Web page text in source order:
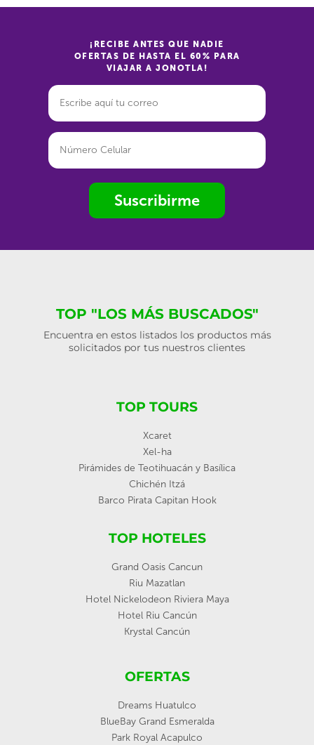
¡RECIBE ANTES QUE NADIE
OFERTAS DE HASTA EL 60% PARA
VIAJAR A JONOTLA!
Suscribirme
TOP "LOS MÁS BUSCADOS"
Encuentra en estos listados los productos más
solicitados por tus nuestros clientes
TOP TOURS
Xcaret
Xel-ha
Pirámides de Teotihuacán y Basílica
Chichén Itzá
Barco Pirata Capitan Hook
TOP HOTELES
Grand Oasis Cancun
Riu Mazatlan
Hotel Nickelodeon Riviera Maya
Hotel Riu Cancún
Krystal Cancún
OFERTAS
Dreams Huatulco
BlueBay Grand Esmeralda
Park Royal Acapulco